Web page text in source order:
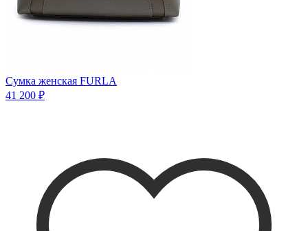
Сумка женская FURLA
41 200 ₽